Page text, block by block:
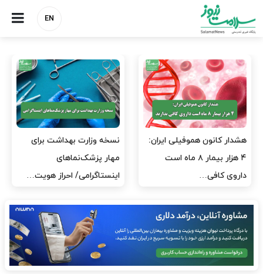
EN
مدیران پرستاری باید حامی
پرستاران باشند، نه عامل فشار
مدیریت سلامت، میدان
آزمون و خطا نیست